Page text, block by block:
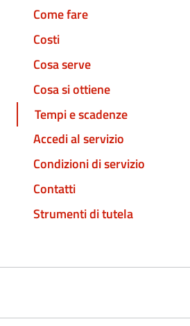
Come fare
Costi
Cosa serve
Cosa si ottiene
Tempi e scadenze
Accedi al servizio
Condizioni di servizio
Contatti
Strumenti di tutela